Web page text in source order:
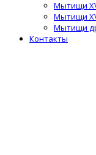
Мытищи
Мытищи
Мытищи
Контакты